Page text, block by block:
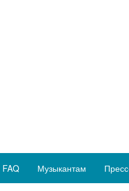
FAQ Музыкантам